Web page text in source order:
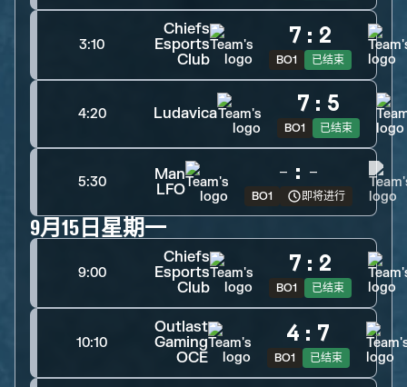
3:10
Chiefs
Esports
Club
7 : 2
BO1 已结束
4:20 Ludavica 7 : 5
BO1 已结束
5:30
Man
LFO
- : -
BO1 即将进行
9月15日星期一
9:00
Chiefs
Esports
Club
7 : 2
BO1 已结束
10:10
Outlast
Gaming
OCE
4 : 7
BO1 已结束